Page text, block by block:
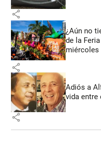
share
¿Aún no
de la
miércoles
share
Adiós a
vida entre
share